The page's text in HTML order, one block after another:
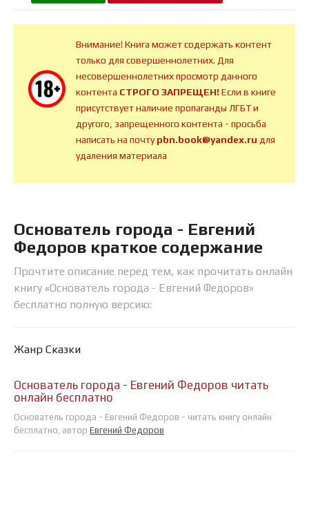
Внимание! Книга может содержать контент
только для совершеннолетних. Для
несовершеннолетних просмотр данного
контента СТРОГО ЗАПРЕЩЕН!Если в книге
присутствует наличие пропаганды ЛГБТ и
другого, запрещенного контента - просьба
написать на почтуpbn.book@yandex.ru для
удаления материала
Основатель города - Евгений
Федоров краткое содержание
Прочтите описание перед тем, как прочитать онлайн
книгу «Основатель города - Евгений Федоров»
бесплатно полную версию:
Жанр Сказки
Основатель города - Евгений Федоров читать
онлайн бесплатно
Основатель города - Евгений Федоров - читать книгу онлайн
бесплатно, автор Евгений Федоров